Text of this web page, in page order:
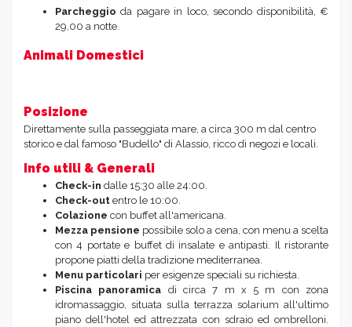
Parcheggio da pagare in loco, secondo disponibilità, €
29,00 a notte.
Animali Domestici
Posizione
Direttamente sulla passeggiata mare, a circa 300 m dal centro
storico e dal famoso "Budello" di Alassio, ricco di negozi e locali.
Info utili & Generali
Check-in dalle 15:30 alle 24:00.
Check-out entro le 10:00.
Colazione con buffet all'americana.
Mezza pensione possibile solo a cena, con menu a scelta
con 4 portate e buffet di insalate e antipasti. Il ristorante
propone piatti della tradizione mediterranea.
Menu particolari per esigenze speciali su richiesta.
Piscina panoramica di circa 7 m x 5 m con zona
idromassaggio, situata sulla terrazza solarium all'ultimo
piano dell'hotel ed attrezzata con sdraio ed ombrelloni.